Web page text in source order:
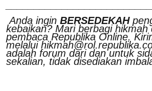
Anda ingin BERSEDEKAH
kebaikan? Mari berbagi hikmah
pembaca Republika Online.
melalui
adalah forum dari dan untuk
sekalian, tidak disediakan